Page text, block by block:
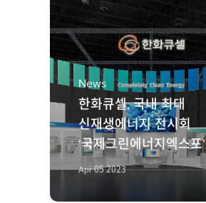
News
한화큐셀, 국내 최대
신재생에너지 전시회
‘국제그린에너지엑스포’
참가
Apr 05 2023